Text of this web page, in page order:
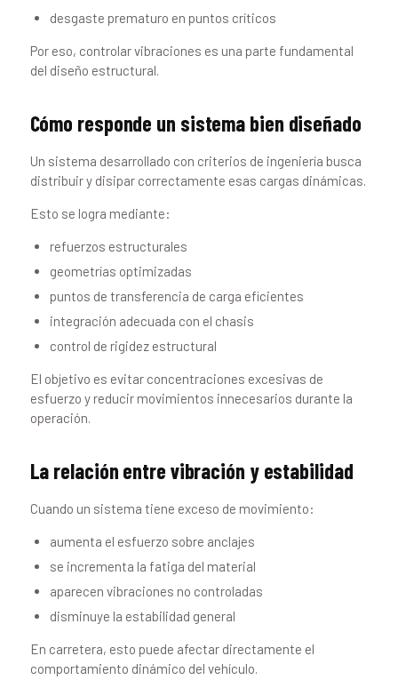
desgaste prematuro en puntos críticos
Por eso, controlar vibraciones es una parte fundamental
del diseño estructural.
Cómo responde un sistema bien diseñado
Un sistema desarrollado con criterios de ingeniería busca
distribuir y disipar correctamente esas cargas dinámicas.
Esto se logra mediante:
refuerzos estructurales
geometrías optimizadas
puntos de transferencia de carga eficientes
integración adecuada con el chasis
control de rigidez estructural
El objetivo es evitar concentraciones excesivas de
esfuerzo y reducir movimientos innecesarios durante la
operación.
La relación entre vibración y estabilidad
Cuando un sistema tiene exceso de movimiento:
aumenta el esfuerzo sobre anclajes
se incrementa la fatiga del material
aparecen vibraciones no controladas
disminuye la estabilidad general
En carretera, esto puede afectar directamente el
comportamiento dinámico del vehículo.